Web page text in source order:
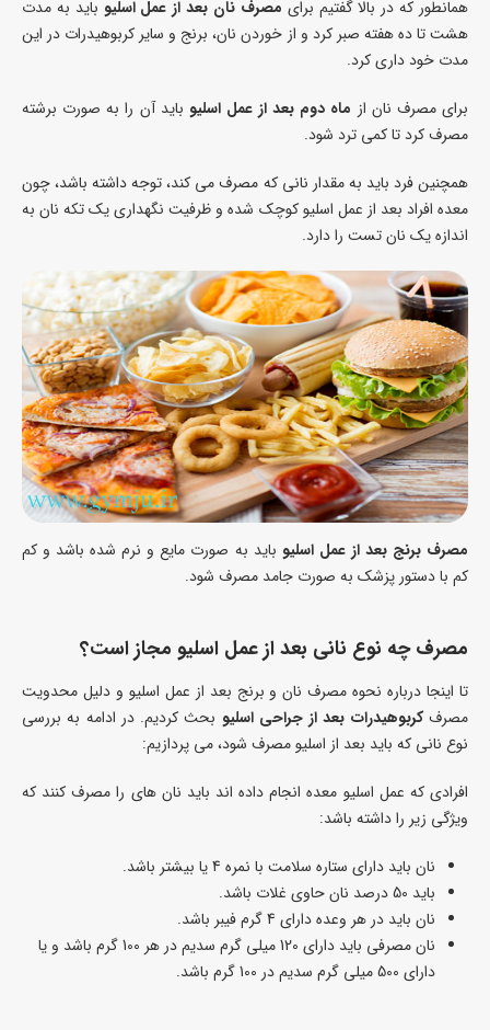
همانطور که در بالا گفتیم برای مصرف نان بعد از عمل اسلیو باید به مدت
هشت تا ده هفته صبر کرد و از خوردن نان، برنج و سایر کربوهیدرات در این
مدت خود داری کرد.
برای مصرف نان از ماه دوم بعد از عمل اسلیو باید آن را به صورت برشته
مصرف کرد تا کمی ترد شود.
همچنین فرد باید به مقدار نانی که مصرف می کند، توجه داشته باشد، چون
معده افراد بعد از عمل اسلیو کوچک شده و ظرفیت نگهداری یک تکه نان به
اندازه یک نان تست را دارد.
مصرف برنج بعد از عمل اسلیو باید به صورت مایع و نرم شده باشد و کم
کم با دستور پزشک به صورت جامد مصرف شود.
مصرف چه نوع نانی بعد از عمل اسلیو مجاز است؟
تا اینجا درباره نحوه مصرف نان و برنج بعد از عمل اسلیو و دلیل محدویت
مصرفکربوهیدرات بعد از جراحی اسلیو بحث کردیم. در ادامه به بررسی
نوع نانی که باید بعد از اسلیو مصرف شود، می پردازیم:
افرادی که عمل اسلیو معده انجام داده اند باید نان های را مصرف کنند که
ویژگی زیر را داشته باشد:
نان باید دارای ستاره سلامت با نمره 4 یا بیشتر باشد.
باید 50 درصد نان حاوی غلات باشد.
نان باید در هر وعده دارای 4 گرم فیبر باشد.
نان مصرفی باید دارای 120 میلی گرم سدیم در هر 100 گرم باشد و یا
دارای 500 میلی گرم سدیم در 100 گرم باشد.